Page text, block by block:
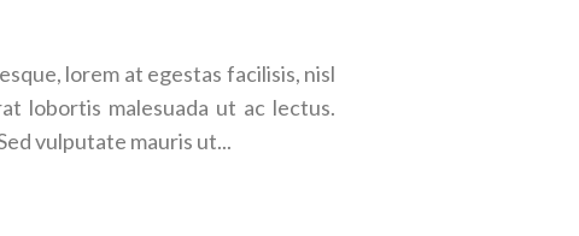
lorem at egestas facilisis, nisl
lobortis malesuada ut ac lectus.
vulputate mauris ut...